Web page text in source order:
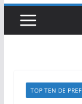
TOP TEN DE